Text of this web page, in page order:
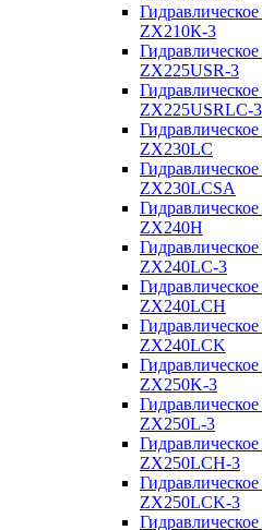
ZX210К-3
ZX225USR-3
ZX225USRLC-3
ZX230LC
ZX230LCSA
ZX240H
ZX240LC-3
ZX240LCH
ZX240LCK
ZX250K-3
ZX250L-3
ZX250LCH-3
ZX250LCK-3